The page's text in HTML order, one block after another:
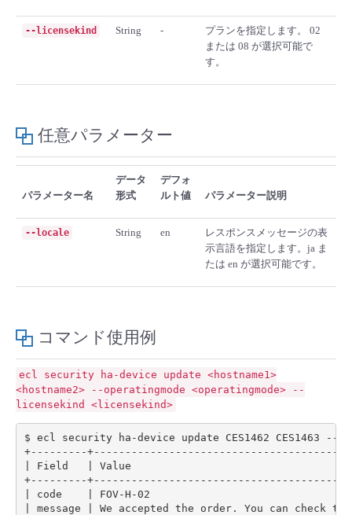
- クラウド / サーバー
- Flexible InterConnect
- Flexible Remote Access
- ITインフラストラクチャー
--licensekind String -
プランを指定します。 02
または 08 が選択可能で
す。
任意パラメーター
パラメーター名
データ
形式
デフォ
ルト値
パラメーター説明
--locale String en
レスポンスメッセージの表
示言語を指定します。ja ま
たは en が選択可能です。
コマンド使用例
ecl security ha-device update <hostname1>
<hostname2>
--operatingmode <operatingmode>
--
licensekind
<licensekind>
$ ecl security ha-device update CES1462 CES1463 --
Field
code
FOV-
message
We accepted the order. You can check